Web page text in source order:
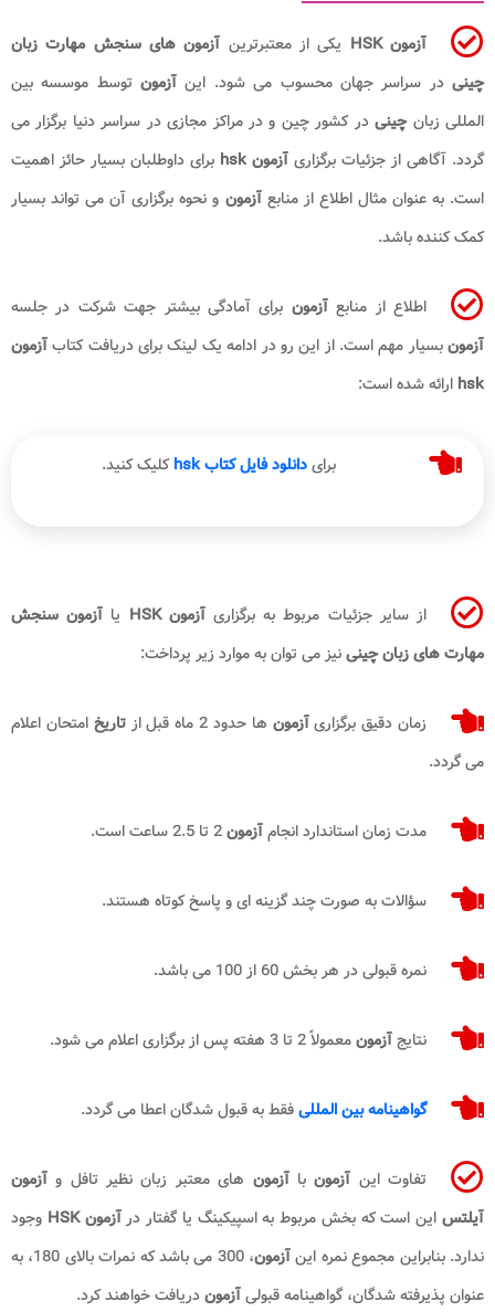
آزمونHSK یکی از معتبرترین آزمون های سنجش مهارت زبان
چینیدر سراسر جهان محسوب می شود. این آزمون توسط موسسه بین
المللی زبانچینیدر کشور چین و در مراکز مجازی در سراسر دنیا برگزار می
گردد. آگاهی از جزئیات برگزاری آزمونhsk برای داوطلبان بسیار حائز اهمیت
است. به عنوان مثال اطلاع از منابعآزمون و نحوه برگزاری آن می تواند بسیار
کمک کننده باشد.
اطلاع از منابعآزمون برای آمادگی بیشتر جهت شرکت در جلسه
آزمونبسیار مهم است. از این رو در ادامه یک لینک برای دریافت کتابآزمون
hsk ارائه شده است:
برایدانلود فایل کتاب hsk کلیک کنید.
از سایر جزئیات مربوط به برگزاریآزمونHSK یا آزمون سنجش
مهارت های زبان چینینیز می توان به موارد زیر پرداخت:
زمان دقیق برگزاری آزمون ها حدود 2 ماه قبل از تاریخامتحان اعلام
می گردد.
مدت زمان استاندارد انجامآزمون2 تا 2.5 ساعت است.
سؤالات به صورت چند گزینه ای و پاسخ کوتاه هستند.
نمره قبولی در هر بخش 60 از 100 می باشد.
نتایجآزمونمعمولاً 2 تا 3 هفته پس از برگزاری اعلام می شود.
گواهینامه بین المللیفقط به قبول شدگان اعطا می گردد.
تفاوت این آزمونباآزمون های معتبر زبان نظیر تافل و آزمون
آیلتساین است که بخش مربوط به اسپیکینگ یا گفتار درآزمونHSK وجود
ندارد. بنابراین مجموع نمره اینآزمون
، 300 می باشد که نمرات بالای 180، به
عنوان پذیرفته شدگان، گواهینامه قبولیآزموندریافت خواهند کرد.